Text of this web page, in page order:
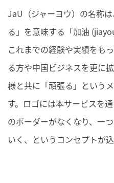
JaU（ジャーヨウ）の名称
る」を意味する「加油
これまでの経験や実績をも
る方や中国ビジネスを更に
様と共に「頑張る」という
す。ロゴには本サービスを
のボーダーがなくなり、一
いく、というコンセプトが